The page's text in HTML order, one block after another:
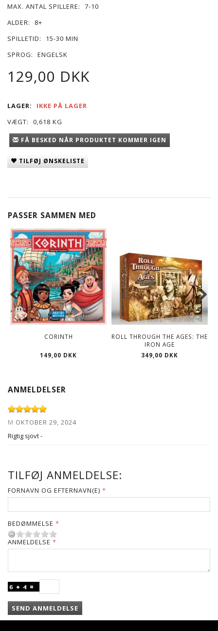
MAX. ANTAL SPILLERE:
7-10
ALDER:
8+
SPILLETID:
15-30 MIN
SPROG:
ENGELSK
129,00 DKK
LAGER:
IKKE PÅ LAGER
VÆGT:
0,618 KG
FÅ BESKED NÅR PRODUKTET KOMMER IGEN
TILFØJ ØNSKELISTE
PASSER SAMMEN MED
CORINTH
149,00 DKK
ROLL THROUGH THE AGES: THE
IRON AGE
349,00 DKK
ANMELDELSER
M OKTOBER 29, 2024
Rigtig sjovt -
TILFØJ ANMELDELSE:
FORNAVN OG EFTERNAVN(E)
BEDØMMELSE
ANMELDELSE
SEND ANMELDELSE